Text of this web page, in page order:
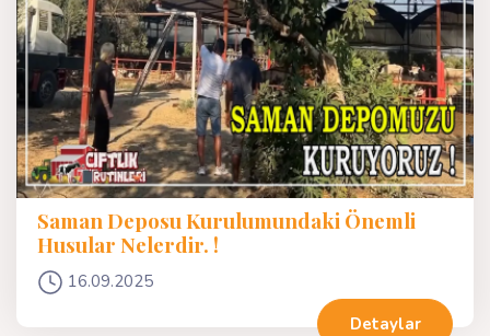
Saman Deposu Kurulumundaki Önemli
Husular Nelerdir. !
16.09.2025
Detaylar